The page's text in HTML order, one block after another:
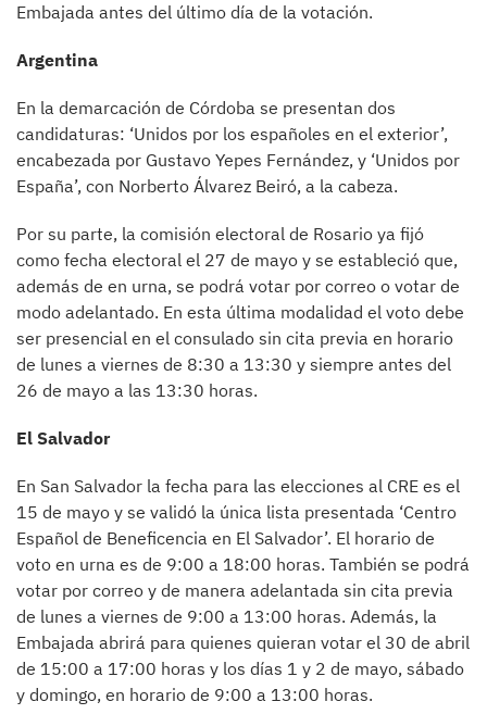
Embajada antes del último día de la votación.
Argentina
En la demarcación de Córdoba se presentan dos
candidaturas: ‘Unidos por los españoles en el exterior’,
encabezada por Gustavo Yepes Fernández, y ‘Unidos por
España’, con Norberto Álvarez Beiró, a la cabeza.
Por su parte, la comisión electoral de Rosario ya fijó
como fecha electoral el 27 de mayo y se estableció que,
además de en urna, se podrá votar por correo o votar de
modo adelantado. En esta última modalidad el voto debe
ser presencial en el consulado sin cita previa en horario
de lunes a viernes de 8:30 a 13:30 y siempre antes del
26 de mayo a las 13:30 horas.
El Salvador
En San Salvador la fecha para las elecciones al CRE es el
15 de mayo y se validó la única lista presentada ‘Centro
Español de Beneficencia en El Salvador’. El horario de
voto en urna es de 9:00 a 18:00 horas. También se podrá
votar por correo y de manera adelantada sin cita previa
de lunes a viernes de 9:00 a 13:00 horas. Además, la
Embajada abrirá para quienes quieran votar el 30 de abril
de 15:00 a 17:00 horas y los días 1 y 2 de mayo, sábado
y domingo, en horario de 9:00 a 13:00 horas.